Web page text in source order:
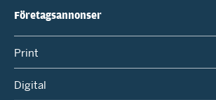
Företagsannonser
Print
Digital